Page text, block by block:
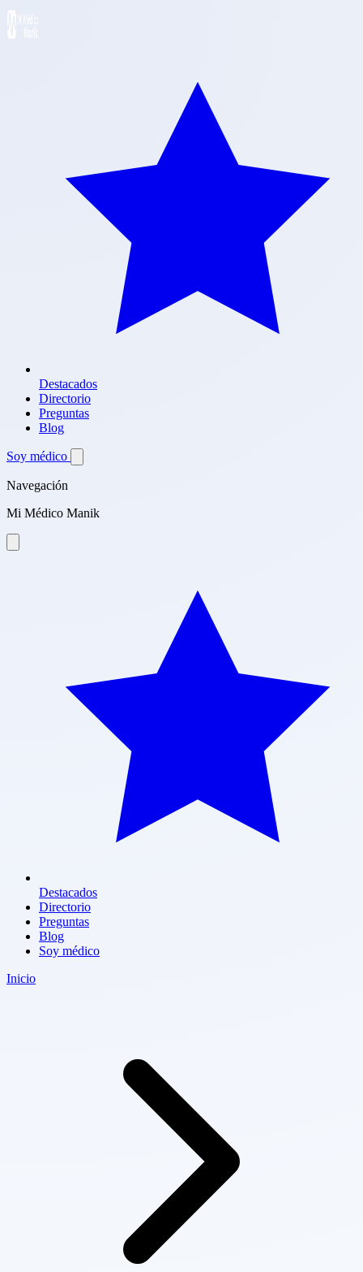
Destacados
Directorio
Preguntas
Blog
Soy médico
Navegación
Mi Médico Manik
Destacados
Directorio
Preguntas
Blog
Soy médico
Inicio